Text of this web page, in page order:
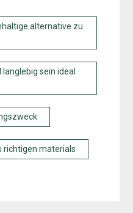
alternative zu
sein ideal
richtigen materials